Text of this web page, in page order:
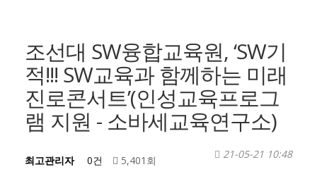
조선대 SW융합교육원, ‘SW기
적!!! SW교육과 함께하는 미래
진로콘서트’(인성교육프로그
램 지원 - 소바세교육연구소)
최고관리자 0건 5,401회 21-05-21 10:48